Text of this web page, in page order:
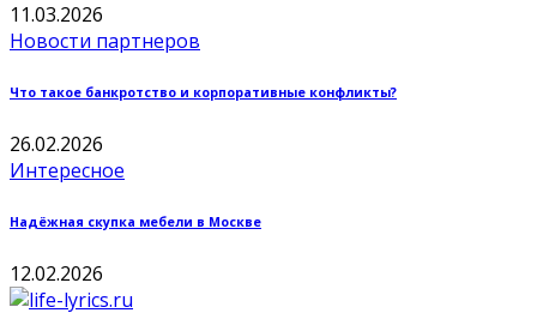
11.03.2026
Новости партнеров
Что такое банкротство и корпоративные конфликты?
26.02.2026
Интересное
Надёжная скупка мебели в Москве
12.02.2026